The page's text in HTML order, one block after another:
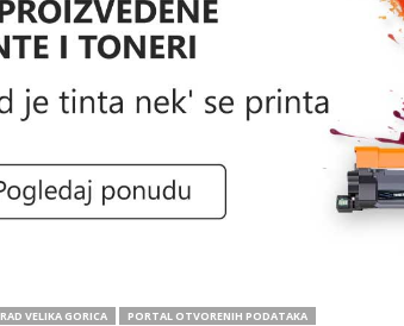
VELIKA GORICA PORTAL OTVORENIH PODATAKA